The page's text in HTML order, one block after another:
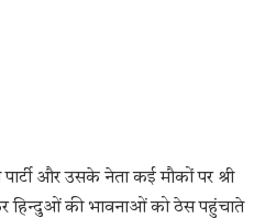
पार्टी और उसके नेता कई मौकों पर श्री
हिन्दुओं की भावनाओं को ठेस पहुंचाते